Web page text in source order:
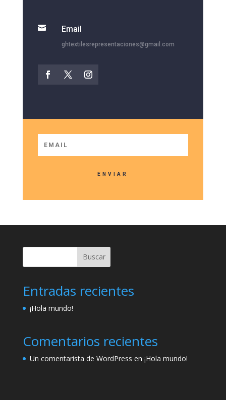
 Email
ghtextilesrepresentaciones@gmail.com
ENVIAR
Buscar
Entradas recientes
¡Hola mundo!
Comentarios recientes
Un comentarista de WordPress en ¡Hola mundo!